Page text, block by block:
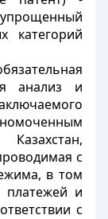
категорий
анализ и
с
в том
платежей и
с